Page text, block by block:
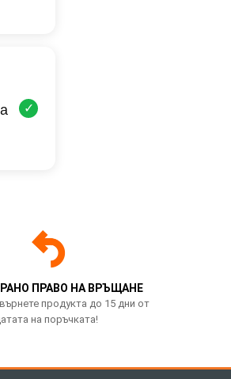
✓
ПРАВО НА ВРЪЩАНЕ
продукта до 15 дни от
на поръчката!